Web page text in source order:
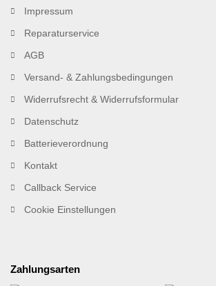
Impressum
Reparaturservice
AGB
Versand- & Zahlungsbedingungen
Widerrufsrecht & Widerrufsformular
Datenschutz
Batterieverordnung
Kontakt
Callback Service
Cookie Einstellungen
Zahlungsarten